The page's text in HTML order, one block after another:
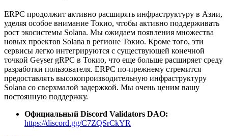
ERPC продолжит активно расширять инфраструктуру в Азии,
уделяя особое внимание Токио, чтобы активно поддерживать
рост экосистемы Solana. Мы ожидаем появления множества
новых проектов Solana в регионе Токио. Кроме того, эти
сервисы легко интегрируются с существующей конечной
точкой Geyser gRPC в Токио, что еще больше расширяет среду
разработки пользователя. ERPC по-прежнему стремится
предоставлять высокопроизводительную инфраструктуру
Solana со сверхмалой задержкой. Мы очень ценим вашу
постоянную поддержку.
Официальный Discord Validators DAO:
https://discord.gg/C7ZQSrCkYR